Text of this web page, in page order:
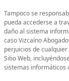
Tampoco se
pueda accederse a
daño al sistema
caso Vizcaíno
perjuicios de
Sitio Web,
sistemas informáticos